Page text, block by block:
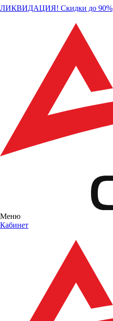
ЛИКВИДАЦИЯ! Скидки до 90%
Меню
Кабинет